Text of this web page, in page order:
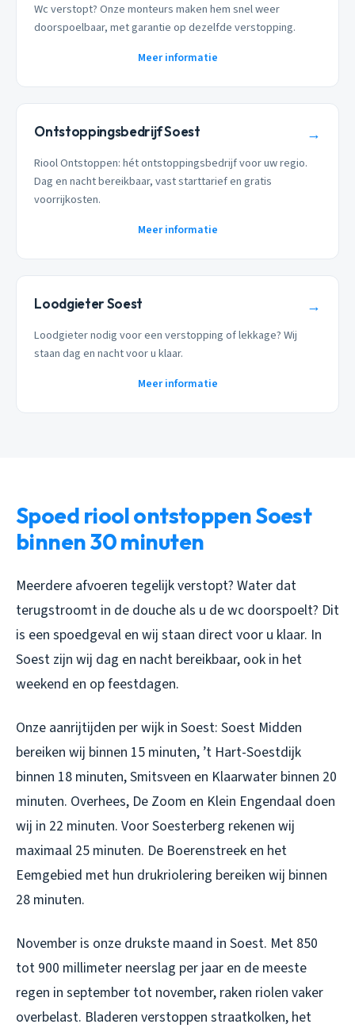
Wc verstopt? Onze monteurs maken hem snel weer
doorspoelbaar, met garantie op dezelfde verstopping.
Meer informatie
Ontstoppingsbedrijf Soest →
Riool Ontstoppen: hét ontstoppingsbedrijf voor uw regio.
Dag en nacht bereikbaar, vast starttarief en gratis
voorrijkosten.
Meer informatie
Loodgieter Soest →
Loodgieter nodig voor een verstopping of lekkage? Wij
staan dag en nacht voor u klaar.
Meer informatie
Spoed riool ontstoppen Soest
binnen 30 minuten
Meerdere afvoeren tegelijk verstopt? Water dat
terugstroomt in de douche als u de wc doorspoelt? Dit
is een spoedgeval en wij staan direct voor u klaar. In
Soest zijn wij dag en nacht bereikbaar, ook in het
weekend en op feestdagen.
Onze aanrijtijden per wijk in Soest: Soest Midden
bereiken wij binnen 15 minuten, ’t Hart-Soestdijk
binnen 18 minuten, Smitsveen en Klaarwater binnen 20
minuten. Overhees, De Zoom en Klein Engendaal doen
wij in 22 minuten. Voor Soesterberg rekenen wij
maximaal 25 minuten. De Boerenstreek en het
Eemgebied met hun drukriolering bereiken wij binnen
28 minuten.
November is onze drukste maand in Soest. Met 850
tot 900 millimeter neerslag per jaar en de meeste
regen in september tot november, raken riolen vaker
overbelast. Bladeren verstoppen straatkolken, het